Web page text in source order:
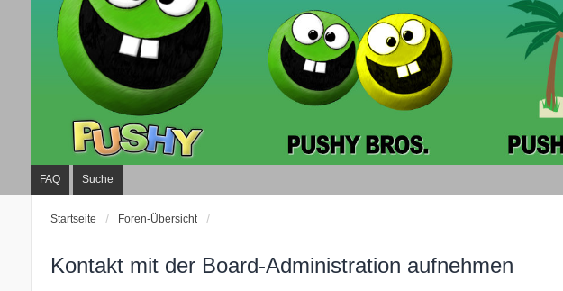
FAQ Suche
Startseite Foren-Übersicht
Kontakt mit der Board-Administration aufnehmen